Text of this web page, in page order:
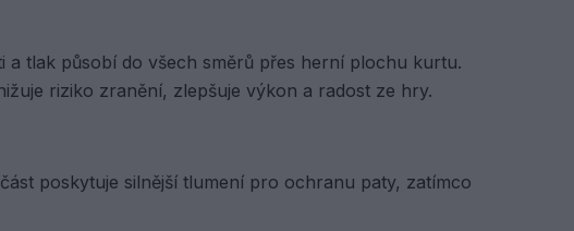
tlak působí do všech směrů přes herní plochu kurtu.
riziko zranění, zlepšuje výkon a radost ze hry.
poskytuje silnější tlumení pro ochranu paty, zatímco